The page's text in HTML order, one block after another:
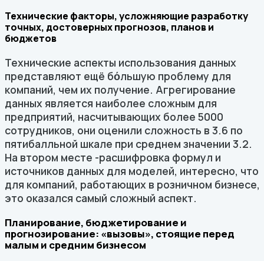
Технические факторы, усложняющие разработку
точных, достоверных прогнозов, планов и
бюджетов
Технические аспекты использования данных
представляют ещё бόльшую проблему для
компаний, чем их получение. Агрегирование
данных является наиболее сложным для
предприятий, насчитывающих более 5000
сотрудников, они оценили сложность в 3.6 по
пятибалльной шкале при среднем значении 3.2.
На втором месте -расшифровка формул и
источников данных для моделей, интересно, что
для компаний, работающих в розничном бизнесе,
это оказался самый сложный аспект.
Планирование, бюджетирование и
прогнозирование: «вызовы», стоящие перед
малым и средним бизнесом